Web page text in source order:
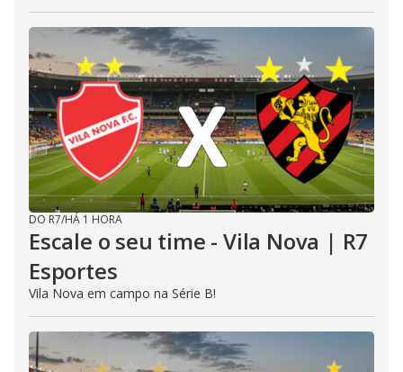
DO R7/HÁ 1 HORA
Escale o seu time - Vila Nova | R7
Esportes
Vila Nova em campo na Série B!